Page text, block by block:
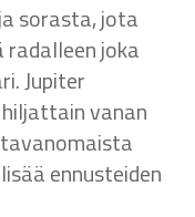
sorasta, jota
joka
Jupiter
vanan
ennusteiden